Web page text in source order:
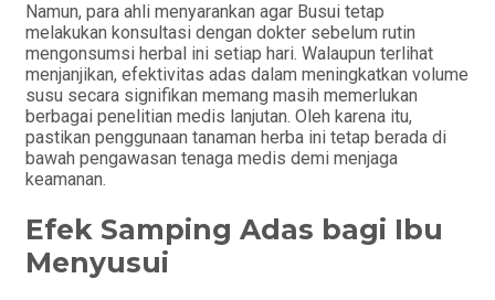
Namun, para ahli menyarankan agar Busui tetap
melakukan konsultasi dengan dokter sebelum rutin
mengonsumsi herbal ini setiap hari. Walaupun terlihat
menjanjikan, efektivitas adas dalam meningkatkan volume
susu secara signifikan memang masih memerlukan
berbagai penelitian medis lanjutan. Oleh karena itu,
pastikan penggunaan tanaman herba ini tetap berada di
bawah pengawasan tenaga medis demi menjaga
keamanan.
Efek Samping Adas bagi Ibu
Menyusui